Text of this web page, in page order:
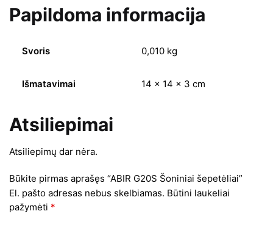
Papildoma informacija
Svoris 0,010 kg
Išmatavimai 14 × 14 × 3 cm
Atsiliepimai
Atsiliepimų dar nėra.
Būkite pirmas aprašęs “ABIR G20S Šoniniai šepetėliai”
El. pašto adresas nebus skelbiamas. Būtini laukeliai
pažymėti *